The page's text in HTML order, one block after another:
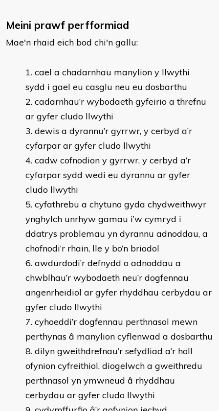
Meini prawf perfformiad
Mae'n rhaid eich bod chi'n gallu:
​cael a chadarnhau manylion y llwythi
sydd i gael eu casglu neu eu dosbarthu
cadarnhau’r wybodaeth gyfeirio a threfnu
ar gyfer cludo llwythi
dewis a dyrannu’r gyrrwr, y cerbyd a’r
cyfarpar ar gyfer cludo llwythi
cadw cofnodion y gyrrwr, y cerbyd a’r
cyfarpar sydd wedi eu dyrannu ar gyfer
cludo llwythi
cyfathrebu a chytuno gyda chydweithwyr
ynghylch unrhyw gamau i’w cymryd i
ddatrys problemau yn dyrannu adnoddau, a
chofnodi’r rhain, lle y bo’n briodol
awdurdodi’r defnydd o adnoddau a
chwblhau’r wybodaeth neu’r dogfennau
angenrheidiol ar gyfer rhyddhau cerbydau ar
gyfer cludo llwythi
cyhoeddi’r dogfennau perthnasol mewn
perthynas â manylion cyflenwad a dosbarthu
dilyn gweithdrefnau’r sefydliad a’r holl
ofynion cyfreithiol, diogelwch a gweithredu
perthnasol yn ymwneud â rhyddhau
cerbydau ar gyfer cludo llwythi